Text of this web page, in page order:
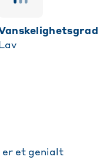
vanskelighetsgrad
Lav
er et genialt